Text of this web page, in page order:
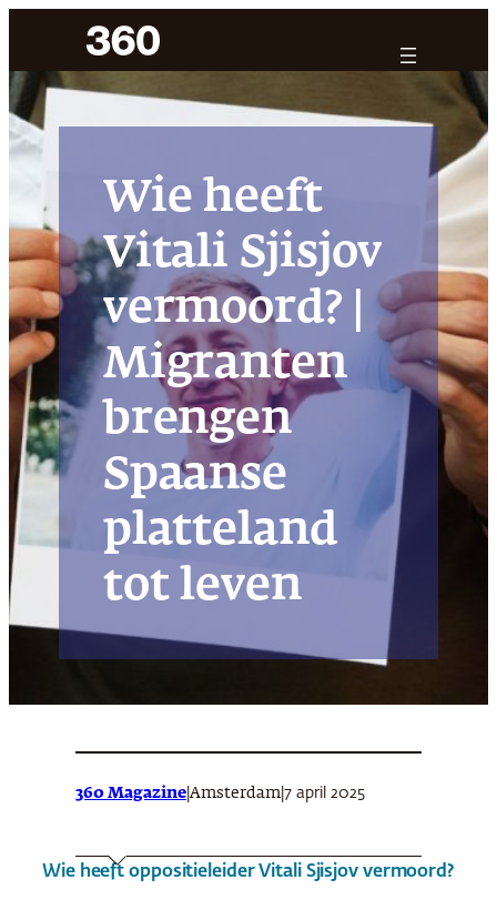
de
inhoud
Wie heeft
Vitali Sjisjov
vermoord? |
Migranten
brengen
Spaanse
platteland
tot leven
360 Magazine Amsterdam 7 april 2025
Wie heeft oppositieleider Vitali Sjisjov vermoord?